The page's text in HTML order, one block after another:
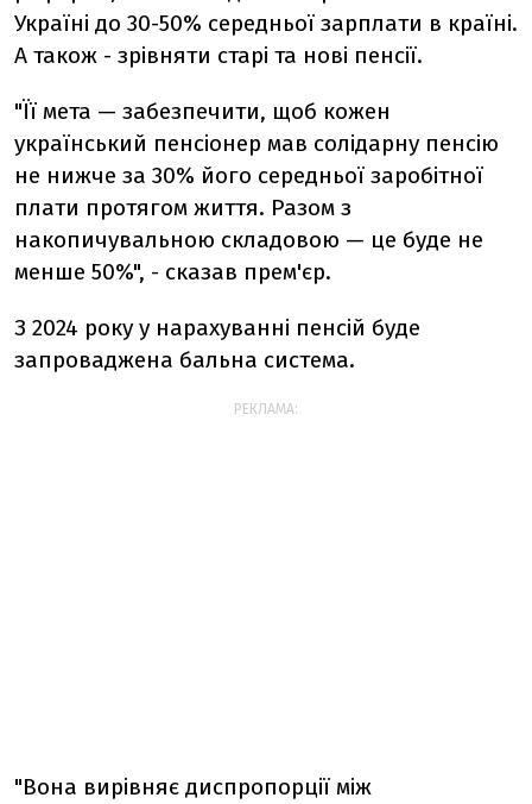
Україні до 30-50% середньої зарплати в країні.
А також - зрівняти старі та нові пенсії.
"Її мета — забезпечити, щоб кожен
український пенсіонер мав солідарну пенсію
не нижче за 30% його середньої заробітної
плати протягом життя. Разом з
накопичувальною складовою — це буде не
менше 50%", - сказав прем'єр.
З 2024 року у нарахуванні пенсій буде
запроваджена бальна система.
РЕКЛАМА:
"Вона вирівняє диспропорції між